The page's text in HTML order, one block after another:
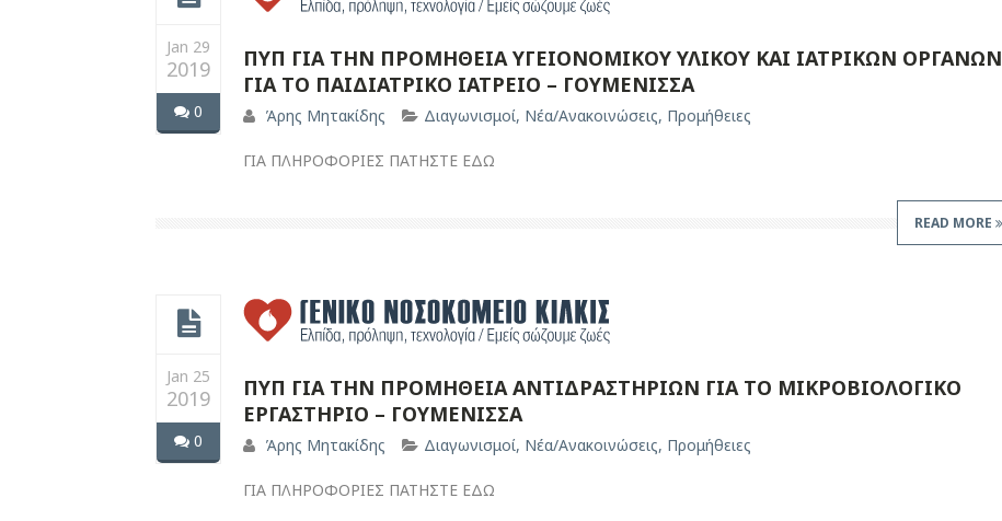
Jan 29
2019
0
ΠΥΠ ΓΙΑ ΤΗΝ ΠΡΟΜΗΘΕΙΑ ΥΓΕΙΟΝΟΜΙΚΟΥ ΥΛΙΚΟΥ ΚΑΙ ΙΑΤΡΙΚΩΝ ΟΡΓΑΝΩΝ
ΓΙΑ ΤΟ ΠΑΙΔΙΑΤΡΙΚΟ ΙΑΤΡΕΙΟ – ΓΟΥΜΕΝΙΣΣΑ
Άρης Μητακίδης Διαγωνισμοί, Νέα/Ανακοινώσεις, Προμήθειες
ΓΙΑ ΠΛΗΡΟΦΟΡΙΕΣ ΠΑΤΗΣΤΕ ΕΔΩ
READ MORE
Jan 25
2019
0
ΠΥΠ ΓΙΑ ΤΗΝ ΠΡΟΜΗΘΕΙΑ ΑΝΤΙΔΡΑΣΤΗΡΙΩΝ ΓΙΑ ΤΟ ΜΙΚΡΟΒΙΟΛΟΓΙΚΟ
ΕΡΓΑΣΤΗΡΙΟ – ΓΟΥΜΕΝΙΣΣΑ
Άρης Μητακίδης Διαγωνισμοί, Νέα/Ανακοινώσεις, Προμήθειες
ΓΙΑ ΠΛΗΡΟΦΟΡΙΕΣ ΠΑΤΗΣΤΕ ΕΔΩ